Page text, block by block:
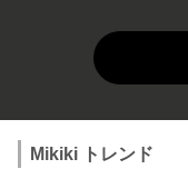
Mikiki トレンド